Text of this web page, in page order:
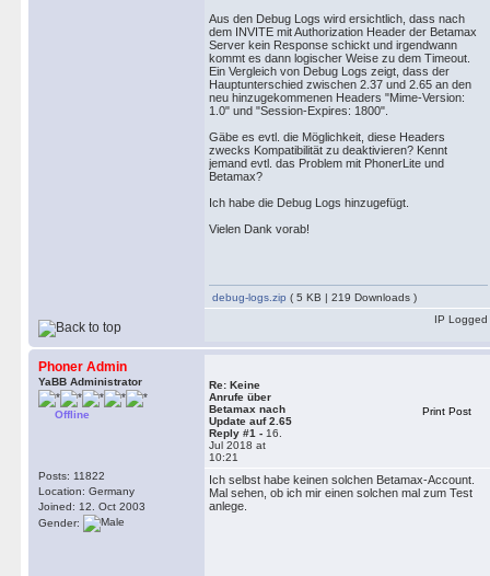
Aus den Debug Logs wird ersichtlich, dass nach
dem INVITE mit Authorization Header der Betamax
Server kein Response schickt und irgendwann
kommt es dann logischer Weise zu dem Timeout.
Ein Vergleich von Debug Logs zeigt, dass der
Hauptunterschied zwischen 2.37 und 2.65 an den
neu hinzugekommenen Headers "Mime-Version:
1.0" und "Session-Expires: 1800".
Gäbe es evtl. die Möglichkeit, diese Headers
zwecks Kompatibilität zu deaktivieren? Kennt
jemand evtl. das Problem mit PhonerLite und
Betamax?
Ich habe die Debug Logs hinzugefügt.
Vielen Dank vorab!
debug-logs.zip ( 5 KB | 219 Downloads )
IP Logged
Phoner Admin
YaBB Administrator
Offline
Posts: 11822
Location: Germany
Joined: 12. Oct 2003
Gender:
Re: Keine
Anrufe über
Betamax nach
Update auf 2.65
Reply #1 - 16.
Jul 2018 at
10:21
Print Post
Ich selbst habe keinen solchen Betamax-Account.
Mal sehen, ob ich mir einen solchen mal zum Test
anlege.